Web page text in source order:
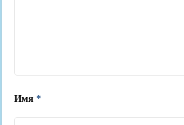
Имя *